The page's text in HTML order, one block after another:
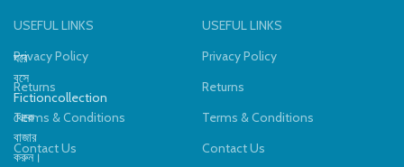
ঘরে
বসে
Fictioncollection
থেকে
বাজার
করুন।
USEFUL LINKS
Privacy Policy
Returns
Terms & Conditions
Contact Us
USEFUL LINKS
Privacy Policy
Returns
Terms & Conditions
Contact Us